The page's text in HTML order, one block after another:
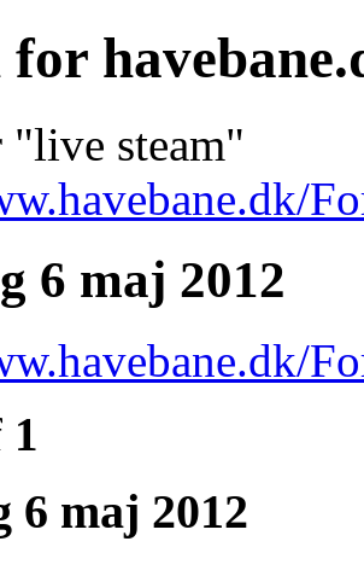
"live steam"
6 maj 2012
1
6 maj 2012